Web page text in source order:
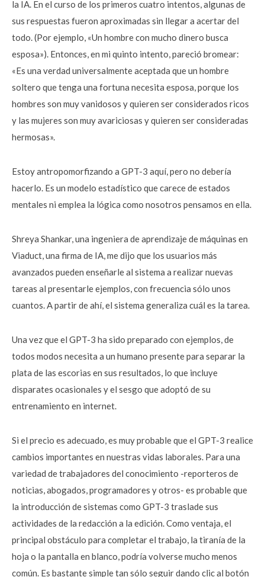
la IA. En el curso de los primeros cuatro intentos, algunas de
sus respuestas fueron aproximadas sin llegar a acertar del
todo. (Por ejemplo, «Un hombre con mucho dinero busca
esposa»). Entonces, en mi quinto intento, pareció bromear:
«Es una verdad universalmente aceptada que un hombre
soltero que tenga una fortuna necesita esposa, porque los
hombres son muy vanidosos y quieren ser considerados ricos
y las mujeres son muy avariciosas y quieren ser consideradas
hermosas».
Estoy antropomorfizando a GPT-3 aquí, pero no debería
hacerlo. Es un modelo estadístico que carece de estados
mentales ni emplea la lógica como nosotros pensamos en ella.
Shreya Shankar, una ingeniera de aprendizaje de máquinas en
Viaduct, una firma de IA, me dijo que los usuarios más
avanzados pueden enseñarle al sistema a realizar nuevas
tareas al presentarle ejemplos, con frecuencia sólo unos
cuantos. A partir de ahí, el sistema generaliza cuál es la tarea.
Una vez que el GPT-3 ha sido preparado con ejemplos, de
todos modos necesita a un humano presente para separar la
plata de las escorias en sus resultados, lo que incluye
disparates ocasionales y el sesgo que adoptó de su
entrenamiento en internet.
Si el precio es adecuado, es muy probable que el GPT-3 realice
cambios importantes en nuestras vidas laborales. Para una
variedad de trabajadores del conocimiento -reporteros de
noticias, abogados, programadores y otros- es probable que
la introducción de sistemas como GPT-3 traslade sus
actividades de la redacción a la edición. Como ventaja, el
principal obstáculo para completar el trabajo, la tiranía de la
hoja o la pantalla en blanco, podría volverse mucho menos
común. Es bastante simple tan sólo seguir dando clic al botón